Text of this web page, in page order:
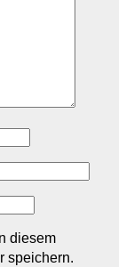
diesem
speichern.